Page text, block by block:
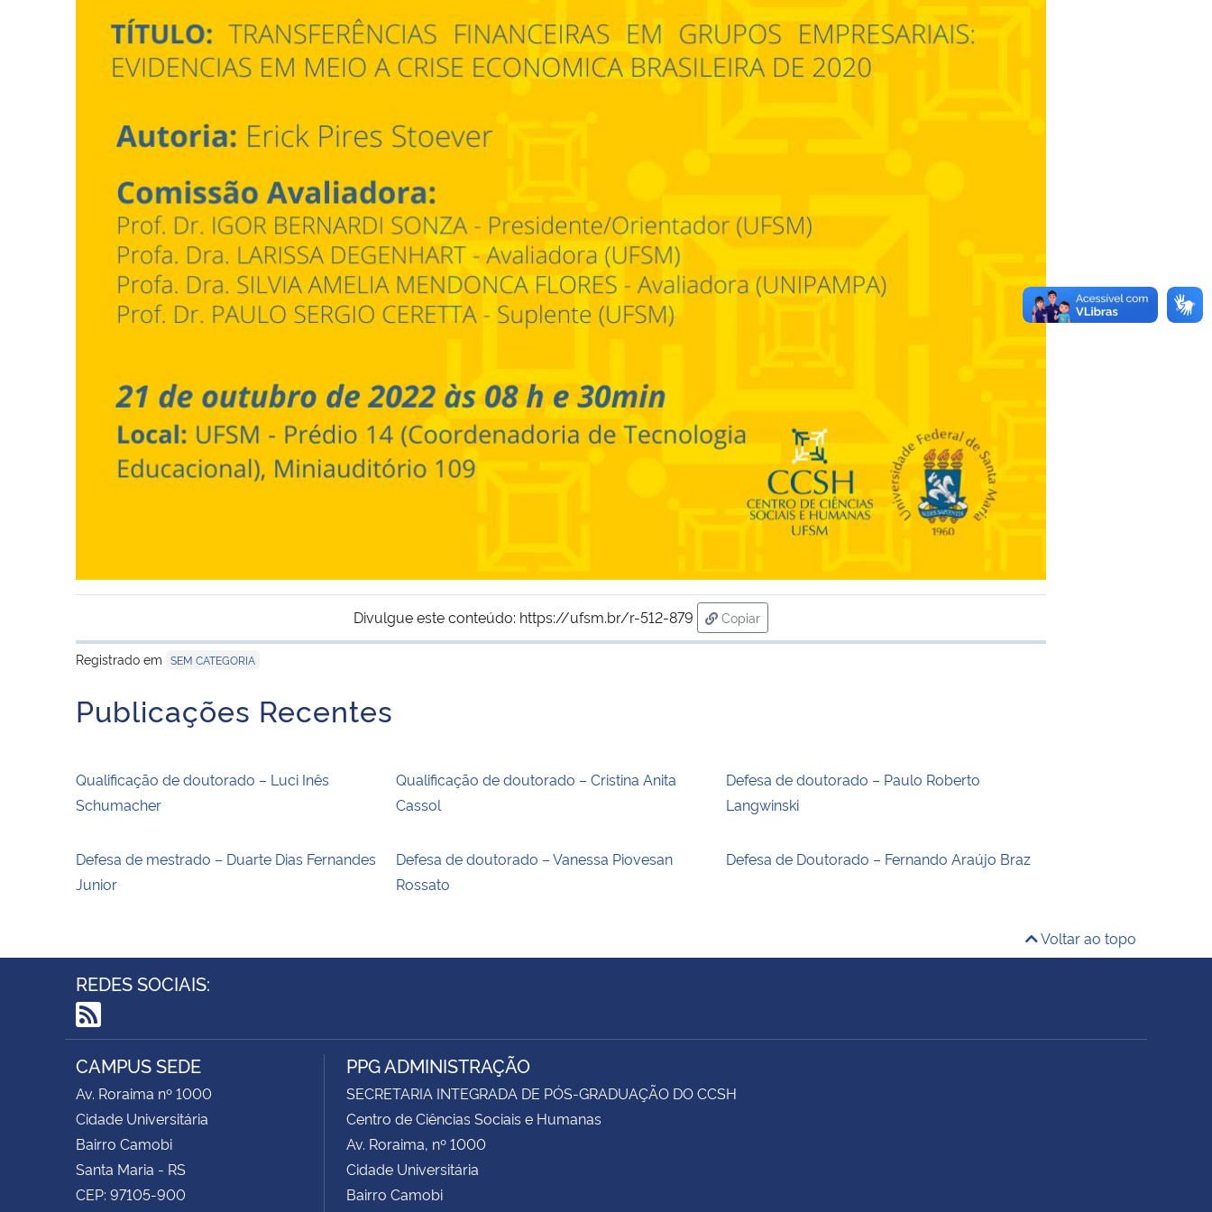
Divulgue este conteúdo: https://ufsm.br/r-512-879
Copiar
para área de transferência
Registrado em SEM CATEGORIA
Publicações Recentes
Qualificação de doutorado – Luci Inês
Schumacher
Qualificação de doutorado – Cristina Anita
Cassol
Defesa de doutorado – Paulo Roberto
Langwinski
Defesa de mestrado – Duarte Dias Fernandes
Junior
Defesa de doutorado – Vanessa Piovesan
Rossato
Defesa de Doutorado – Fernando Araújo Braz
Voltar ao topo
REDES SOCIAIS:
RSS
CAMPUS SEDE
Av. Roraima nº 1000
Cidade Universitária
Bairro Camobi
Santa Maria - RS
CEP: 97105-900
PPG ADMINISTRAÇÃO
SECRETARIA INTEGRADA DE PÓS-GRADUAÇÃO DO CCSH
Centro de Ciências Sociais e Humanas
Av. Roraima, nº 1000
Cidade Universitária
Bairro Camobi